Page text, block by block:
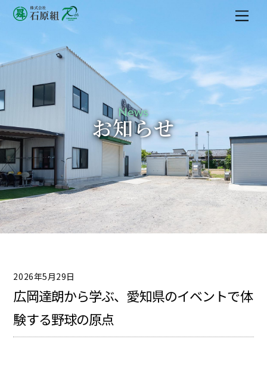
M
News
お知らせ
2026年5月29日
広岡達朗から学ぶ、愛知県のイベントで体
験する野球の原点